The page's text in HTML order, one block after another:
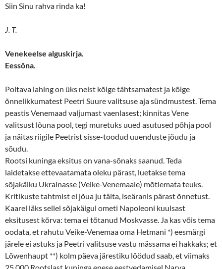
Siin Sinu rahva rinda ka!
J. T.
Venekeelse alguskirja.
Eessõna.
Poltava lahing on üks neist kõige tähtsamatest ja kõige
õnnelikkumatest Peetri Suure valitsuse aja sündmustest. Tema
peastis Venemaad valjumast vaenlasest; kinnitas Vene
valitsust lõuna pool, tegi muretuks uued asutused põhja pool
ja näitas riigile Peetrist sisse-toodud uuenduste jõudu ja
sõudu.
Rootsi kuninga eksitus on vana-sõnaks saanud. Teda
laidetakse ettevaatamata oleku pärast, luetakse tema
sõjakäiku Ukrainasse (Veike-Venemaale) mõtlemata teuks.
Kritikuste tahtmist ei jõua ju täita, iseäranis pärast õnnetust.
Kaarel läks sellel sõjakäigul ometi Napoleoni kuulsast
eksitusest kõrva: tema ei tõtanud Moskvasse. Ja kas võis tema
oodata, et rahutu Veike-Venemaa oma Hetmani *) eesmärgi
järele ei astuks ja Peetri valitsuse vastu mässama ei hakkaks; et
Löwenhaupt **) kolm päeva järestiku löödud saab, et viimaks